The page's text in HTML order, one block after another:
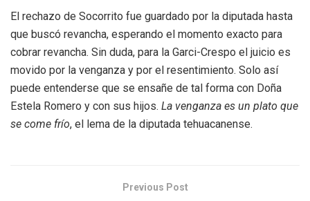
El rechazo de Socorrito fue guardado por la diputada hasta
que buscó revancha, esperando el momento exacto para
cobrar revancha. Sin duda, para la Garci-Crespo el juicio es
movido por la venganza y por el resentimiento. Solo así
puede entenderse que se ensañe de tal forma con Doña
Estela Romero y con sus hijos. La venganza es un plato que
se come frío, el lema de la diputada tehuacanense.
Previous Post